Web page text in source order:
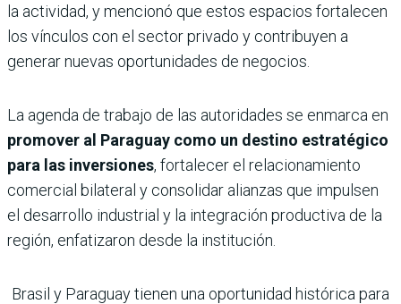
la actividad, y mencionó que estos espacios fortalecen
los vínculos con el sector privado y contribuyen a
generar nuevas oportunidades de negocios.
La agenda de trabajo de las autoridades se enmarca en
promover al Paraguay como un destino estratégico
para las inversiones, fortalecer el relacionamiento
comercial bilateral y consolidar alianzas que impulsen
el desarrollo industrial y la integración productiva de la
región, enfatizaron desde la institución.
Brasil y Paraguay tienen una oportunidad histórica para